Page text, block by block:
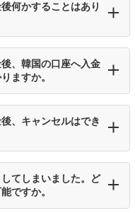
何かすることはあり
、韓国の口座へ入金
ますか。
、キャンセルはでき
てしまいました。ど
ですか。